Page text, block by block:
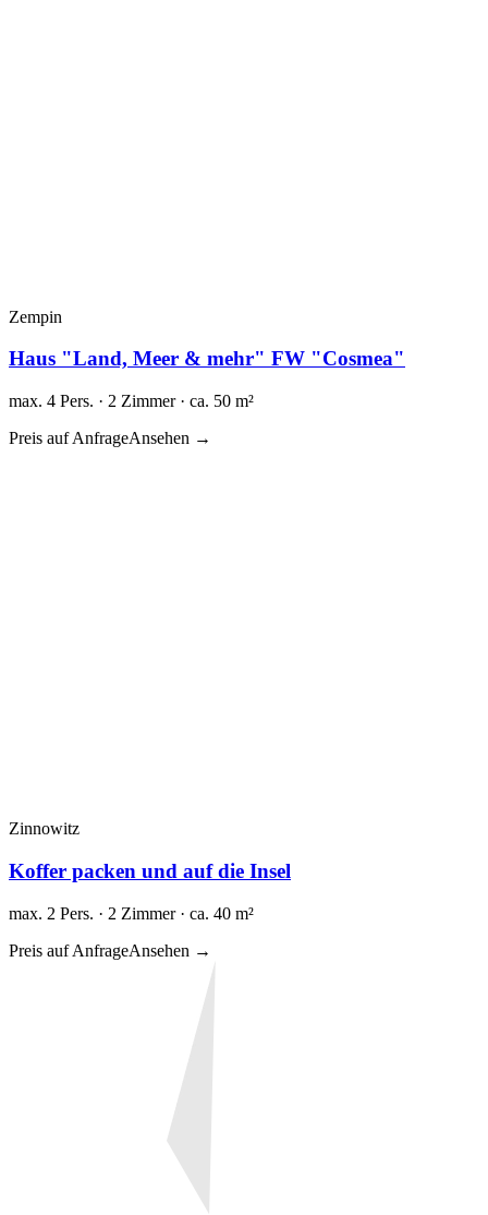
Zempin
Haus "Land, Meer & mehr" FW "Cosmea"
max. 4 Pers. · 2 Zimmer · ca. 50 m²
Preis auf AnfrageAnsehen →
Zinnowitz
Koffer packen und auf die Insel
max. 2 Pers. · 2 Zimmer · ca. 40 m²
Preis auf AnfrageAnsehen →